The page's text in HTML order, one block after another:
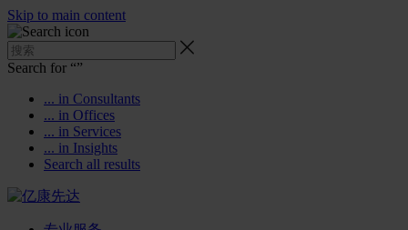
Skip to main content
Search for “”
... in Consultants
... in Offices
... in Services
... in Insights
Search all results